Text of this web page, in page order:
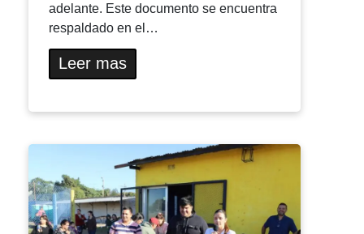
adelante. Este documento se encuentra
respaldado en el…
Leer mas